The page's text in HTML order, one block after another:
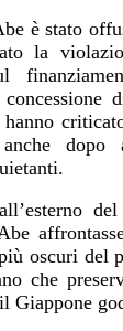
è stato
la
anche
’esterno
oscuri del
che
Giappone